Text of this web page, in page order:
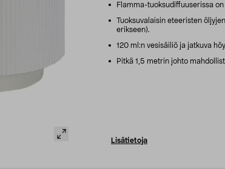
Flamma-tuoksudiffuuserissa
Tuoksuvalaisin eteeristen
erikseen).
120 ml:n vesisäiliö ja jatkuva
Pitkä 1,5 metrin johto
Lisätietoja